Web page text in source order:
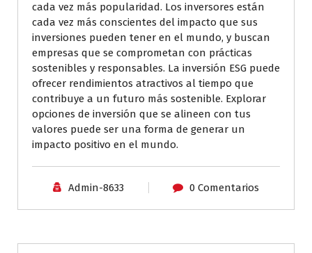
cada vez más popularidad. Los inversores están
cada vez más conscientes del impacto que sus
inversiones pueden tener en el mundo, y buscan
empresas que se comprometan con prácticas
sostenibles y responsables. La inversión ESG puede
ofrecer rendimientos atractivos al tiempo que
contribuye a un futuro más sostenible. Explorar
opciones de inversión que se alineen con tus
valores puede ser una forma de generar un
impacto positivo en el mundo.
Admin-8633 0 Comentarios